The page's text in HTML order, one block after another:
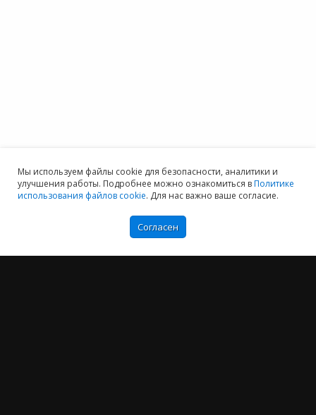
Мы используем файлы cookie для безопасности, аналитики и
улучшения работы. Подробнее можно ознакомиться вПолитике
использования файлов cookie. Для нас важно ваше согласие.
Согласен